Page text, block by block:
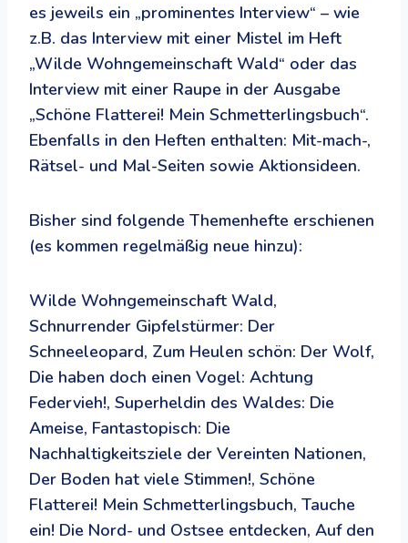
es jeweils ein „prominentes Interview“ – wie
z.B. das Interview mit einer Mistel im Heft
„Wilde Wohngemeinschaft Wald“ oder das
Interview mit einer Raupe in der Ausgabe
„Schöne Flatterei! Mein Schmetterlingsbuch“.
Ebenfalls in den Heften enthalten: Mit-mach-,
Rätsel- und Mal-Seiten sowie Aktionsideen.
Bisher sind folgende Themenhefte erschienen
(es kommen regelmäßig neue hinzu):
Wilde Wohngemeinschaft Wald,
Schnurrender Gipfelstürmer: Der
Schneeleopard, Zum Heulen schön: Der Wolf,
Die haben doch einen Vogel: Achtung
Federvieh!, Superheldin des Waldes: Die
Ameise, Fantastopisch: Die
Nachhaltigkeitsziele der Vereinten Nationen,
Der Boden hat viele Stimmen!, Schöne
Flatterei! Mein Schmetterlingsbuch, Tauche
ein! Die Nord- und Ostsee entdecken, Auf den